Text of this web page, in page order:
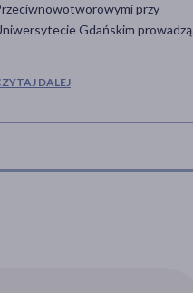
przy
Gdańskim prowadzą
płuc.
DALEJ